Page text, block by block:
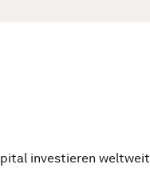
investieren weltweit